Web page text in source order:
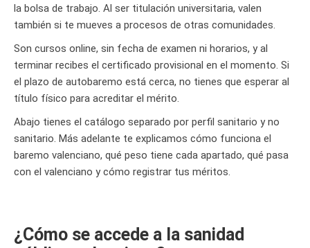
la bolsa de trabajo. Al ser titulación universitaria, valen
también si te mueves a procesos de otras comunidades.
Son cursos online, sin fecha de examen ni horarios, y al
terminar recibes el certificado provisional en el momento. Si
el plazo de autobaremo está cerca, no tienes que esperar al
título físico para acreditar el mérito.
Abajo tienes el catálogo separado por perfil sanitario y no
sanitario. Más adelante te explicamos cómo funciona el
baremo valenciano, qué peso tiene cada apartado, qué pasa
con el valenciano y cómo registrar tus méritos.
¿Cómo se accede a la sanidad